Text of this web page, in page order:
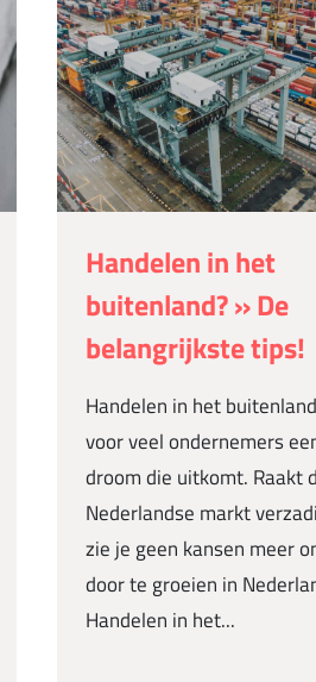
Handelen in het
buitenland? » De
belangrijkste tips!
Handelen in het
voor veel ondernemers
droom die uitkomt. Raakt
Nederlandse markt
zie je geen kansen meer
door te groeien in
Handelen in het...